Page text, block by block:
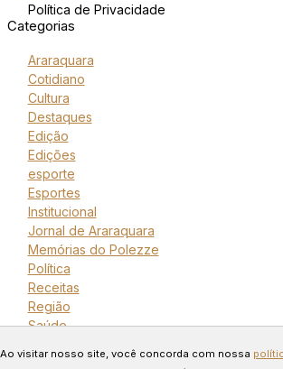
Política de Privacidade
Categorias
Araraquara
Cotidiano
Cultura
Destaques
Edição
Edições
esporte
Esportes
Institucional
Jornal de Araraquara
Memórias do Polezze
Política
Receitas
Região
Saúde
Copyright © 2024
Ao visitar nosso site, você concorda com nossa